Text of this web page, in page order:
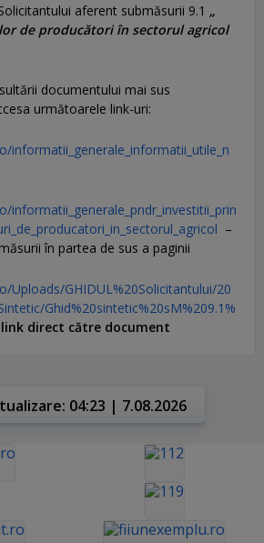
aferent submăsurii 9.1 „
de producători în sectorul agricol
documentului mai sus
următoarele link-uri:
informatii_generale_informatii_utile_n
informatii_generale_pndr_investitii_prin
–
în partea de sus a paginii
Uploads/GHIDUL%20Solicitantului/20
Ghid%20sintetic%20sM%209.1%
link direct către document
04:23 | 7.08.2026